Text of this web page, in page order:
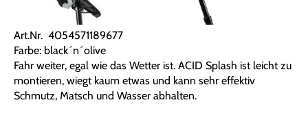
Art.Nr. 4054571189677
Farbe: black´n´olive
Fahr weiter, egal wie das Wetter ist. ACID Splash ist leicht zu
montieren, wiegt kaum etwas und kann sehr effektiv
Schmutz, Matsch und Wasser abhalten.